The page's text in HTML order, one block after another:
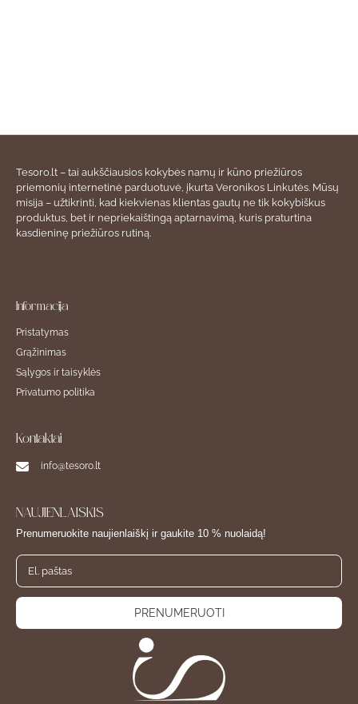
Tesoro.lt – tai aukščiausios kokybės namų ir kūno priežiūros
priemonių internetinė parduotuvė, įkurta Veronikos Linkutės. Mūsų
misija – užtikrinti, kad kiekvienas klientas gautų ne tik kokybiškus
produktus, bet ir nepriekaištingą aptarnavimą, kuris praturtina
kasdieninę priežiūros rutiną.
Informacija
Pristatymas
Grąžinimas
Sąlygos ir taisyklės
Privatumo politika
Kontaktai
info@tesoro.lt
NAUJIENLAIŠKIS
Prenumeruokite naujienlaiškį ir gaukite 10 % nuolaidą!
PRENUMERUOTI